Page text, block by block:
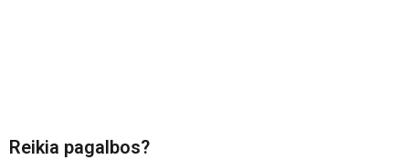
Reikia pagalbos?